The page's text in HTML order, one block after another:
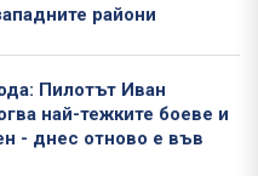
райони
Пилотът Иван
най-тежките боеве и
- днес отново е във